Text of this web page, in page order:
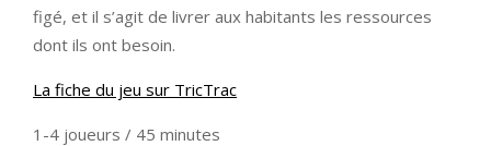
figé, et il s’agit de livrer aux habitants les ressources
dont ils ont besoin.
La fiche du jeu sur TricTrac
1-4 joueurs / 45 minutes